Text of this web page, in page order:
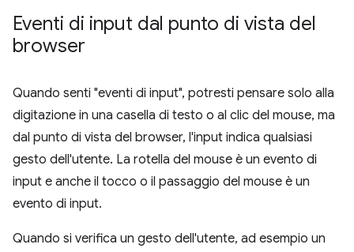
Eventi di input dal punto di vista del
browser
Quando senti "eventi di input", potresti pensare solo alla
digitazione in una casella di testo o al clic del mouse, ma
dal punto di vista del browser, l'input indica qualsiasi
gesto dell'utente. La rotella del mouse è un evento di
input e anche il tocco o il passaggio del mouse è un
evento di input.
Quando si verifica un gesto dell'utente, ad esempio un